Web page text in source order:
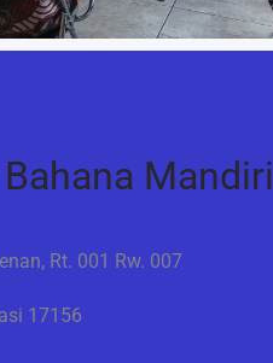
Mandiri
Rt. 001 Rw. 007
17156